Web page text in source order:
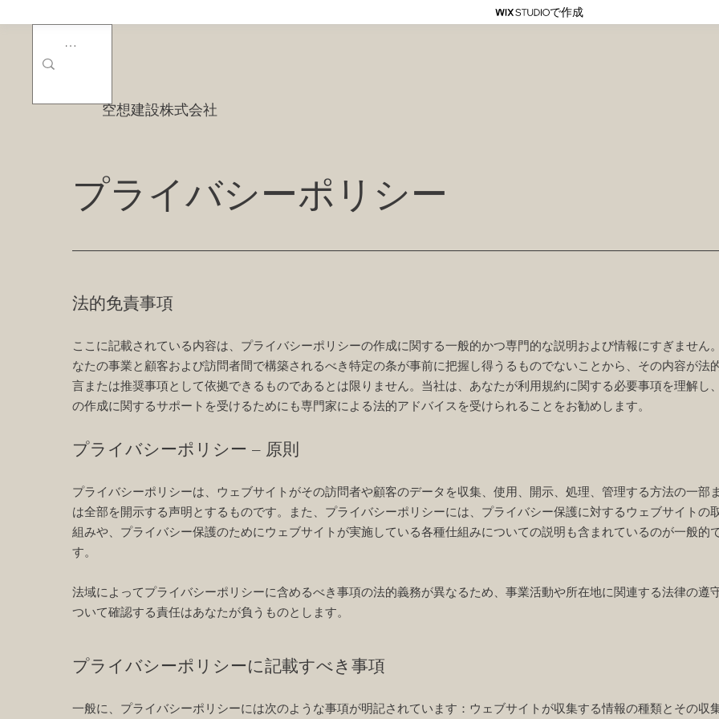
で作成
空想建設株式会社
プライバシーポリシー
法的免責事項
ここに記載されている内容は、プライバシーポリシーの作成に関する一般的かつ専門的な説明および情報にすぎません
なたの事業と顧客および訪問者間で構築されるべき特定の条が事前に把握し得うるものでないことから、その内容が法
言または推奨事項として依拠できるものであるとは限りません。当社は、あなたが利用規約に関する必要事項を理解し
の作成に関するサポートを受けるためにも専門家による法的アドバイスを受けられることをお勧めします。
プライバシーポリシー – 原則
プライバシーポリシーは、ウェブサイトがその訪問者や顧客のデータを収集、使用、開示、処理、管理する方法の一部
は全部を開示する声明とするものです。また、プライバシーポリシーには、プライバシー保護に対するウェブサイトの
組みや、プライバシー保護のためにウェブサイトが実施している各種仕組みについての説明も含まれているのが一般的
す。
法域によってプライバシーポリシーに含めるべき事項の法的義務が異なるため、事業活動や所在地に関連する法律の遵
ついて確認する責任はあなたが負うものとします。
プライバシーポリシーに記載すべき事項
一般に、プライバシーポリシーには次のような事項が明記されています：ウェブサイトが収集する情報の種類とその収